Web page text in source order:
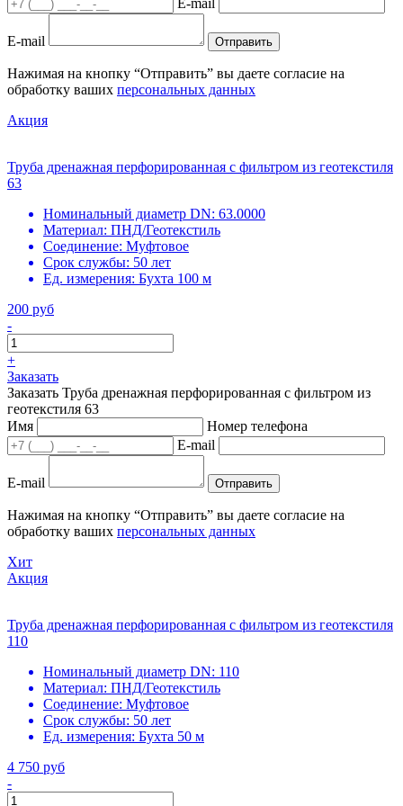
E-mail
E-mail Отправить
Нажимая на кнопку “Отправить” вы даете согласие на
обработку ваших персональных данных
Акция
Труба дренажная перфорированная с фильтром из геотекстиля
63
Номинальный диаметр DN: 63.0000
Материал: ПНД/Геотекстиль
Соединение: Муфтовое
Срок службы: 50 лет
Ед. измерения: Бухта 100 м
200 руб
-
+
Заказать
Заказать Труба дренажная перфорированная с фильтром из
геотекстиля 63
Имя
Номер телефона
E-mail
E-mail Отправить
Нажимая на кнопку “Отправить” вы даете согласие на
обработку ваших персональных данных
Хит
Акция
Труба дренажная перфорированная с фильтром из геотекстиля
110
Номинальный диаметр DN: 110
Материал: ПНД/Геотекстиль
Соединение: Муфтовое
Срок службы: 50 лет
Ед. измерения: Бухта 50 м
4 750 руб
-